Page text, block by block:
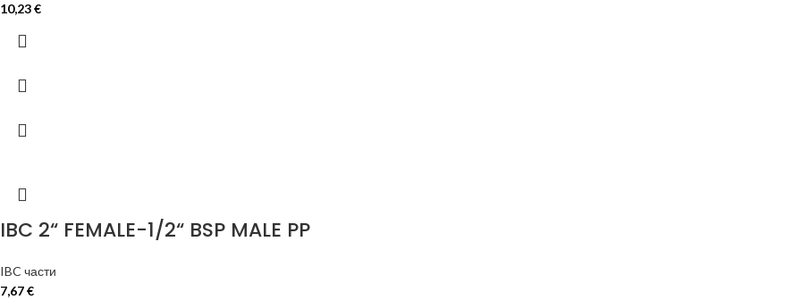
10,23€
IBC 2“ FEMALE-1/2“ BSP MALE PP
IBC части
7,67€